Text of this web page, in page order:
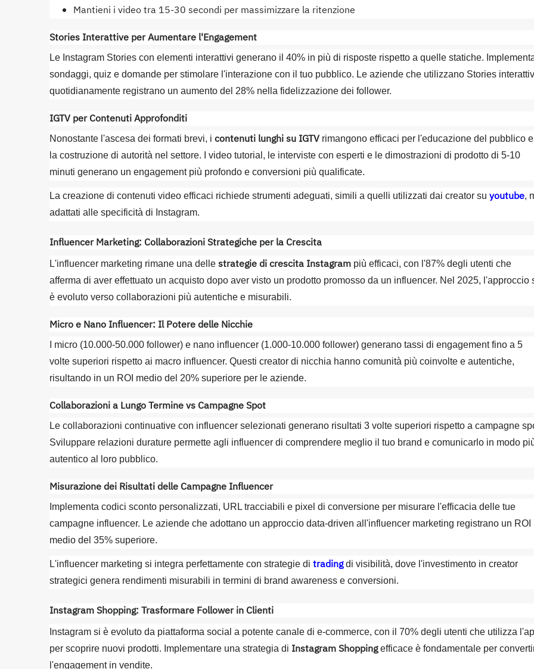
Mantieni i video tra 15-30 secondi per massimizzare la ritenzione
Stories Interattive per Aumentare l'Engagement
Le Instagram Stories con elementi interattivi generano il 40% in più di risposte rispetto a quelle statiche.
sondaggi, quiz e domande per stimolare l'interazione con il tuo pubblico. Le aziende che utilizzano Stories
quotidianamente registrano un aumento del 28% nella fidelizzazione dei follower.
IGTV per Contenuti Approfonditi
Nonostante l'ascesa dei formati brevi, i contenuti lunghi su IGTV rimangono efficaci per l'educazione del pubblico e
la costruzione di autorità nel settore. I video tutorial, le interviste con esperti e le dimostrazioni di prodotto di 5-10
minuti generano un engagement più profondo e conversioni più qualificate.
La creazione di contenuti video efficaci richiede strumenti adeguati, simili a quelli utilizzati dai creator su youtube,
adattati alle specificità di Instagram.
Influencer Marketing: Collaborazioni Strategiche per la Crescita
L'influencer marketing rimane una delle strategie di crescita Instagram più efficaci, con l'87% degli utenti che
afferma di aver effettuato un acquisto dopo aver visto un prodotto promosso da un influencer. Nel 2025, l'approccio
è evoluto verso collaborazioni più autentiche e misurabili.
Micro e Nano Influencer: Il Potere delle Nicchie
I micro (10.000-50.000 follower) e nano influencer (1.000-10.000 follower) generano tassi di engagement fino a 5
volte superiori rispetto ai macro influencer. Questi creator di nicchia hanno comunità più coinvolte e autentiche,
risultando in un ROI medio del 20% superiore per le aziende.
Collaborazioni a Lungo Termine vs Campagne Spot
Le collaborazioni continuative con influencer selezionati generano risultati 3 volte superiori rispetto a campagne
Sviluppare relazioni durature permette agli influencer di comprendere meglio il tuo brand e comunicarlo in modo
autentico al loro pubblico.
Misurazione dei Risultati delle Campagne Influencer
Implementa codici sconto personalizzati, URL tracciabili e pixel di conversione per misurare l'efficacia delle tue
campagne influencer. Le aziende che adottano un approccio data-driven all'influencer marketing registrano un ROI
medio del 35% superiore.
L'influencer marketing si integra perfettamente con strategie di tradingdi visibilità, dove l'investimento in creator
strategici genera rendimenti misurabili in termini di brand awareness e conversioni.
Instagram Shopping: Trasformare Follower in Clienti
Instagram si è evoluto da piattaforma social a potente canale di e-commerce, con il 70% degli utenti che utilizza
per scoprire nuovi prodotti. Implementare una strategia di Instagram Shoppingefficace è fondamentale per
l'engagement in vendite.